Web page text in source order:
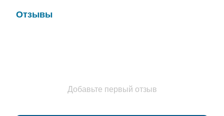
Отзывы
Добавьте первый отзыв